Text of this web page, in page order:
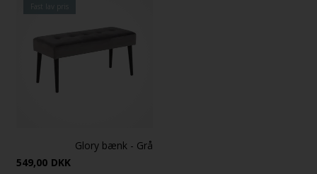
Glory bænk - Grå
549,00 DKK